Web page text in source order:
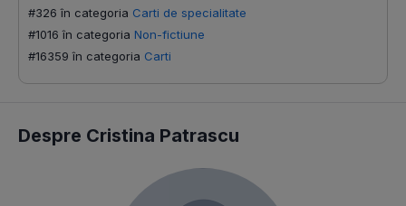
#326 în categoria Carti de specialitate
#1016 în categoria Non-fictiune
#16359 în categoria Carti
Despre Cristina Patrascu